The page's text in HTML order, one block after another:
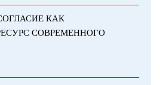
КАК
СОВРЕМЕННОГО